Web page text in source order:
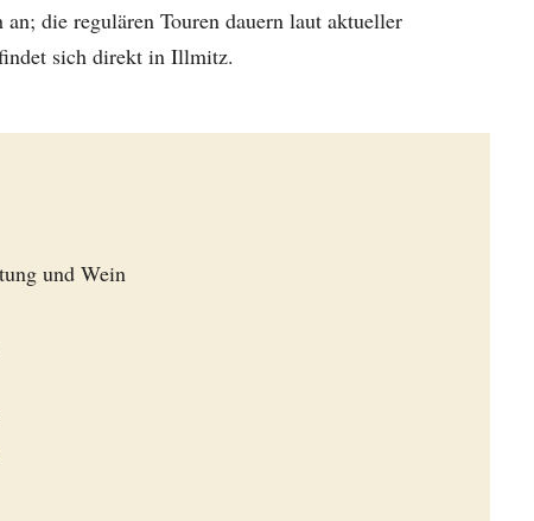
die regulären Touren dauern laut aktueller
sich direkt in Illmitz.
und Wein